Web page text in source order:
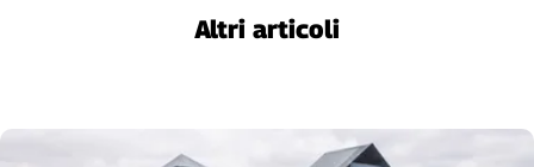
Altri articoli